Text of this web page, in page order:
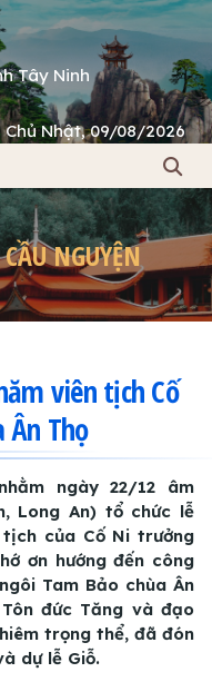
Tây Ninh
Chủ Nhật, 09/08/2026
NGUYỆN
viên tịch Cố
Thọ
ngày 22/12 âm
Long An) tổ chức lễ
của Cố Ni trưởng
ơn hướng đến công
Tam Bảo chùa Ân
đức Tăng và đạo
trọng thể, đã đón
dự lễ Giỗ.